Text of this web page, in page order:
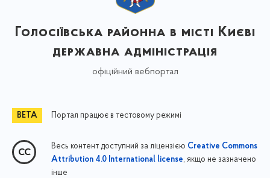
Голосіївська районна в місті Києві
державна адміністрація
офіційний вебпортал
Портал працює в тестовому режимі
Весь контент доступний за ліцензією Creative Commons
Attribution 4.0 International license, якщо не зазначено
інше